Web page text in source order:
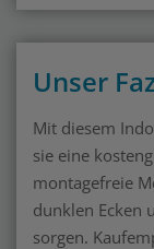
Unser
Mit diesem
sie eine
montagefreie
dunklen Ecken
sorgen.